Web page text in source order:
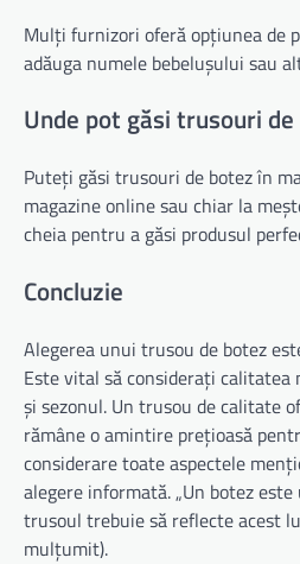
Mulți furnizori oferă opțiunea de
adăuga numele bebelușului sau
Unde pot găsi trusouri
Puteți găsi trusouri de botez în
magazine online sau chiar la
cheia pentru a găsi produsul
Concluzie
Alegerea unui trusou de botez
Este vital să considerați
și sezonul. Un trusou de calitate
rămâne o amintire prețioasă
considerare toate aspectele
alegere informată. „Un botez
trusoul trebuie să reflecte acest
mulțumit).